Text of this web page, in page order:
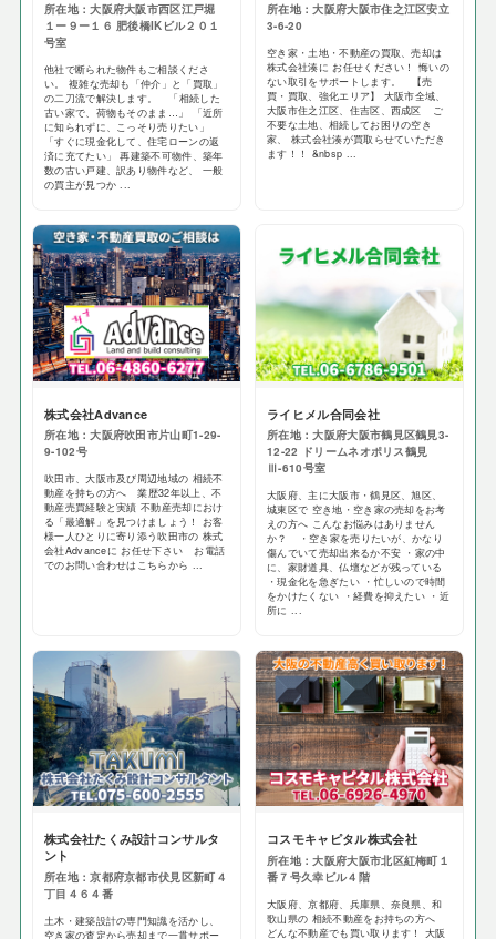
所在地：大阪府大阪市西区江戸堀
１ー９ー１６ ​肥後橋IKビル２０１
号室
他社で断られた物件もご相談くださ
い。 複雑な売却も「仲介」と「買取」
の二刀流で解決します。 「相続した
古い家で、荷物もそのまま…」 「近所
に知られずに、こっそり売りたい」
「すぐに現金化して、住宅ローンの返
済に充てたい」 再建築不可物件、築年
数の古い戸建、訳あり物件など、 一般
の買主が見つか ...
所在地：大阪府大阪市住之江区安立
3-6-20
空き家・土地・不動産の買取、売却は
株式会社湊に お任せください！ 悔いの
ない取引をサポートします。 【売
買・買取、強化エリア】 大阪市全域、
大阪市住之江区、住吉区、西成区 ご
不要な土地、相続してお困りの空き
家、 株式会社湊が買取らせていただき
ます！！ &nbsp ...
株式会社Advance
所在地：大阪府吹田市片山町1-29-
9-102号
吹田市、大阪市及び周辺地域の 相続不
動産を持ちの方へ 業歴32年以上、不
動産売買経験と実績 不動産売却におけ
る「最適解」を見つけましょう！ お客
様一人ひとりに寄り添う吹田市の 株式
会社Advanceに お任せ下さい お電話
でのお問い合わせはこちらから ...
ライヒメル合同会社
所在地：大阪府大阪市鶴見区鶴見3-
12-22 ドリームネオポリス鶴見
Ⅲ-610号室
大阪府、主に大阪市・鶴見区、旭区、
城東区で 空き地・空き家の売却をお考
えの方へ こんなお悩みはありません
か？ ・空き家を売りたいが、かなり
傷んでいて売却出来るか不安 ・家の中
に、家財道具、仏壇などが残っている
・現金化を急ぎたい ・忙しいので時間
をかけたくない ・経費を抑えたい ・近
所に ...
株式会社たくみ設計コンサルタ
ント
所在地：京都府京都市伏見区新町４
丁目４６４番
土木・建築設計の専門知識を活かし、
空き家の査定から売却まで一貫サポー
コスモキャピタル株式会社
所在地：大阪府大阪市北区紅梅町１
番７号久幸ビル４階
大阪府、京都府、兵庫県、奈良県、和
歌山県の 相続不動産をお持ちの方へ
どんな不動産でも買い取ります！ 大阪